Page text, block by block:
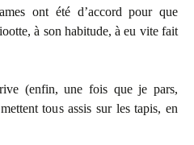
ont été d’accord pour que
à son habitude, à eu vite fait
(enfin, une fois que je pars,
tous assis sur les tapis, en